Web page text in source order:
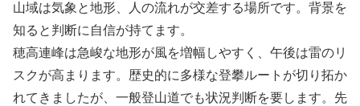
山域は気象と地形、人の流れが交差する場所です。背景を
知ると判断に自信が持てます。
穂高連峰は急峻な地形が風を増幅しやすく、午後は雷のリ
スクが高まります。歴史的に多様な登攀ルートが切り拓か
れてきましたが、一般登山道でも状況判断を要します。先